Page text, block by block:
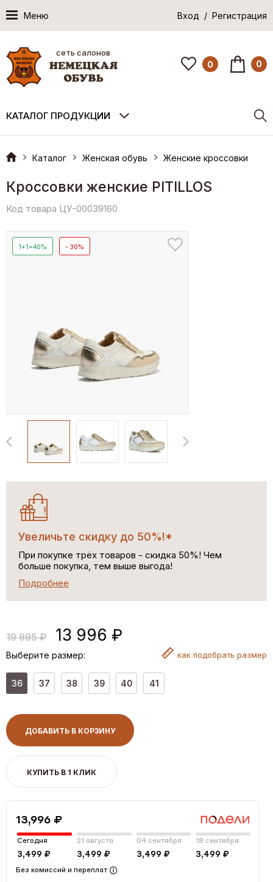
Меню Вход / Регистрация
сеть салонов
0 0
КАТАЛОГ ПРОДУКЦИИ
Каталог Женская обувь Женские кроссовки
Кроссовки женские PITILLOS
Код товара ЦУ-00039160
1+1=40% - 30%
Увеличьте скидку до 50%!*
При покупке трёх товаров - скидка 50%! Чем
больше покупка, тем выше выгода!
Подробнее
19 995 ₽ 13 996 ₽
Выберите размер: как подобрать размер
36 37 38 39 40 41
ДОБАВИТЬ В КОРЗИНУ
КУПИТЬ В 1 КЛИК
13,996 ₽
Сегодня
3,499 ₽
21 августа
3,499 ₽
04 сентября
3,499 ₽
18 сентября
3,499 ₽
Без комиссий и переплат